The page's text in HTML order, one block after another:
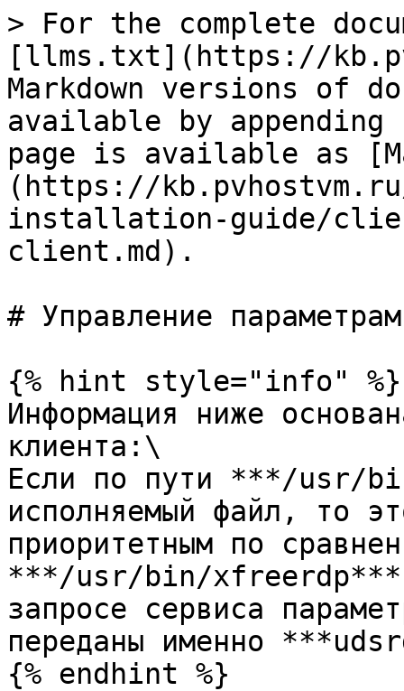
> For the complete
[llms.txt](https://
Markdown versions of
available by
page is available as
(https://
installation-guide/
client.md).
# Управление
{% hint style="info" %}
Информация ниже
клиента:\
Если по пути ***/usr/
исполняемый файл, то
приоритетным по
***/usr/bin/xfreerdp***.
запросе сервиса
переданы именно
{% endhint %}